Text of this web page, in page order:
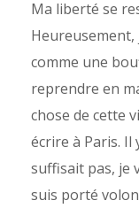
Ma liberté se
Heureusement,
comme une
reprendre en
chose de cette
écrire à Paris. Il
suffisait pas, je
suis porté